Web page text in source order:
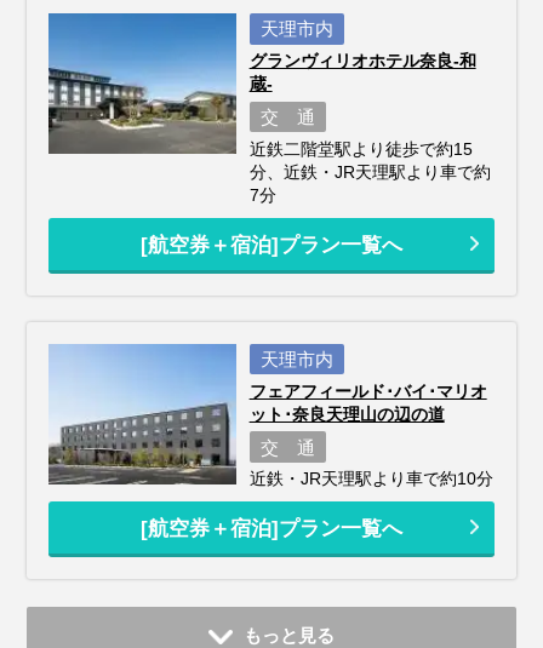
天理市内
グランヴィリオホテル奈良-和
蔵-
交 通
近鉄二階堂駅より徒歩で約15
分、近鉄・JR天理駅より車で約
7分
[航空券＋宿泊]プラン一覧へ
天理市内
フェアフィールド･バイ･マリオ
ット･奈良天理山の辺の道
交 通
近鉄・JR天理駅より車で約10分
[航空券＋宿泊]プラン一覧へ
もっと見る